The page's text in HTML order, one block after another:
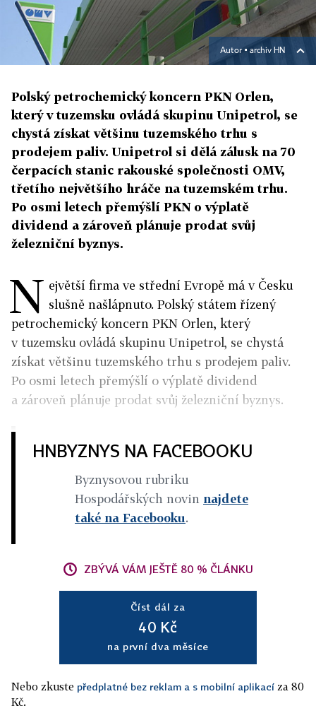
Autor ▪ archiv HN
Polský petrochemický koncern PKN Orlen,
který v tuzemsku ovládá skupinu Unipetrol, se
chystá získat většinu tuzemského trhu s
prodejem paliv. Unipetrol si dělá zálusk na 70
čerpacích stanic rakouské společnosti OMV,
třetího největšího hráče na tuzemském trhu.
Po osmi letech přemýšlí PKN o výplatě
dividend a zároveň plánuje prodat svůj
železniční byznys.
N ejvětší firma ve střední Evropě má v Česku
slušně našlápnuto. Polský státem řízený
petrochemický koncern PKN Orlen, který
v tuzemsku ovládá skupinu Unipetrol, se chystá
získat většinu tuzemského trhu s prodejem paliv.
Po osmi letech přemýšlí o výplatě dividend
a zároveň plánuje prodat svůj železniční byznys.
HNBYZNYS NA FACEBOOKU
Byznysovou rubriku
Hospodářských novin najdete
také na Facebooku.
ZBÝVÁ VÁM JEŠTĚ 80 % ČLÁNKU
Číst dál za
40 Kč
na první dva měsíce
Nebo zkuste předplatné bez reklam a s mobilní aplikací za 80
Kč.